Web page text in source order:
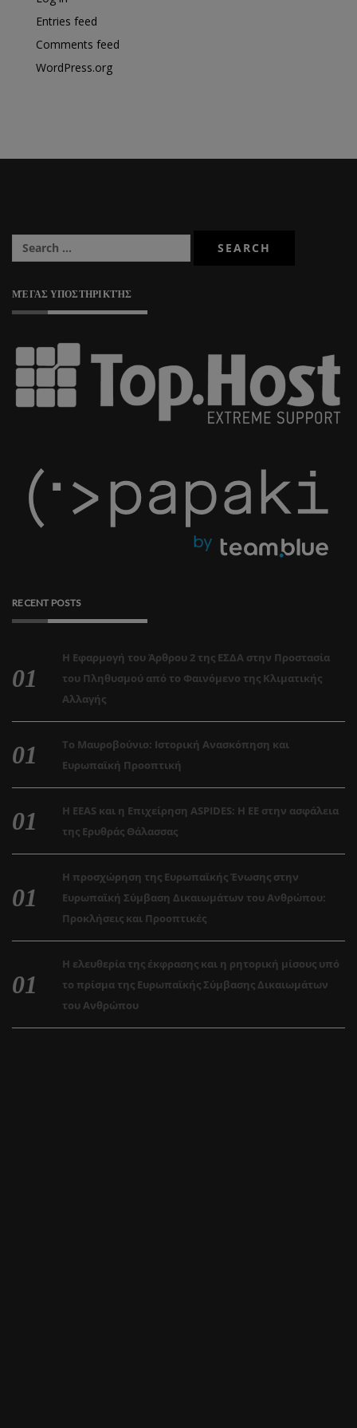
Entries feed
Comments feed
WordPress.org
ΜΈΓΑΣ ΥΠΟΣΤΗΡΙΚΤΉΣ
RECENT POSTS
Η Εφαρμογή του Άρθρου 2 της ΕΣΔΑ στην Προστασία
του Πληθυσμού από το Φαινόμενο της Κλιματικής
Αλλαγής
Το Μαυροβούνιο: Ιστορική Ανασκόπηση και
Ευρωπαϊκή Προοπτική
Η EEAS και η Επιχείρηση ASPIDES: Η ΕΕ στην ασφάλεια
της Ερυθράς Θάλασσας
Η προσχώρηση της Ευρωπαϊκής Ένωσης στην
Ευρωπαϊκή Σύμβαση Δικαιωμάτων του Ανθρώπου:
Προκλήσεις και Προοπτικές
Η ελευθερία της έκφρασης και η ρητορική μίσους υπό
το πρίσμα της Ευρωπαϊκής Σύμβασης Δικαιωμάτων
του Ανθρώπου